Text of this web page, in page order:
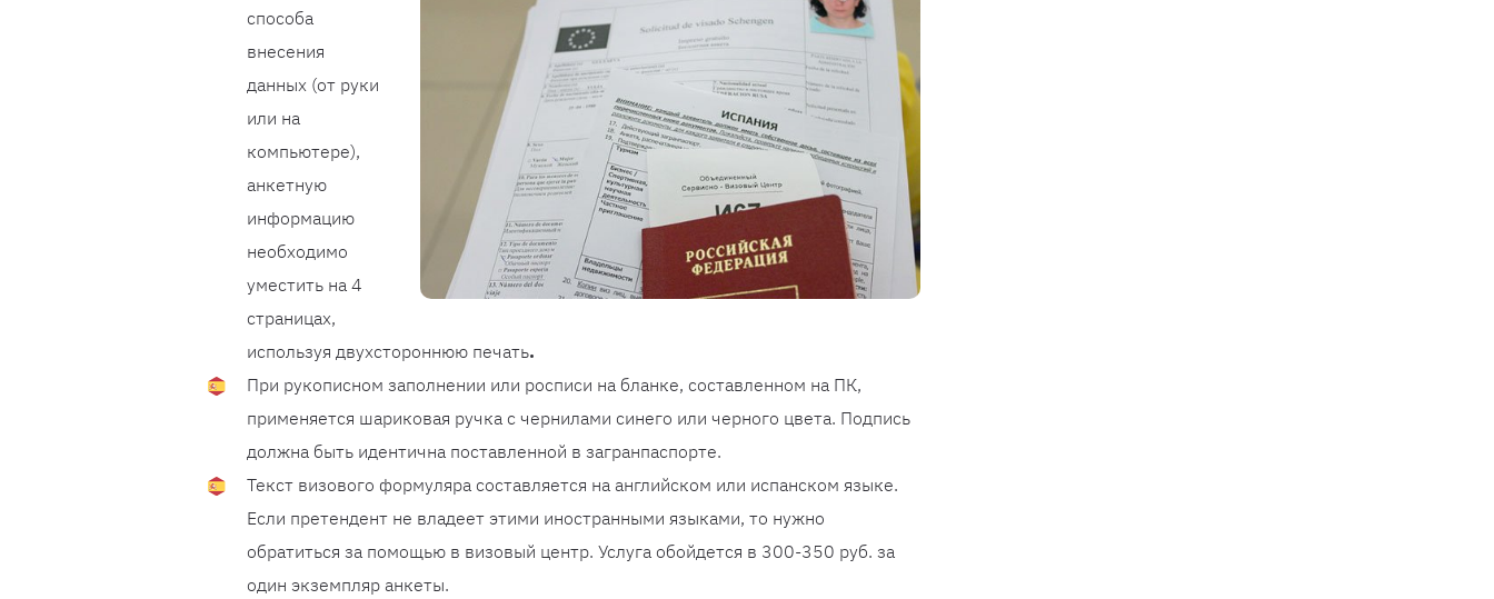
способа
внесения
данных (от руки
или на
компьютере),
анкетную
информацию
необходимо
уместить на 4
страницах,
используя двухстороннюю печать.
При рукописном заполнении или росписи на бланке, составленном на ПК,
применяется шариковая ручка с чернилами синего или черного цвета. Подпись
должна быть идентична поставленной в загранпаспорте.
Текст визового формуляра составляется на английском или испанском языке.
Если претендент не владеет этими иностранными языками, то нужно
обратиться за помощью в визовый центр. Услуга обойдется в 300-350 руб. за
один экземпляр анкеты.